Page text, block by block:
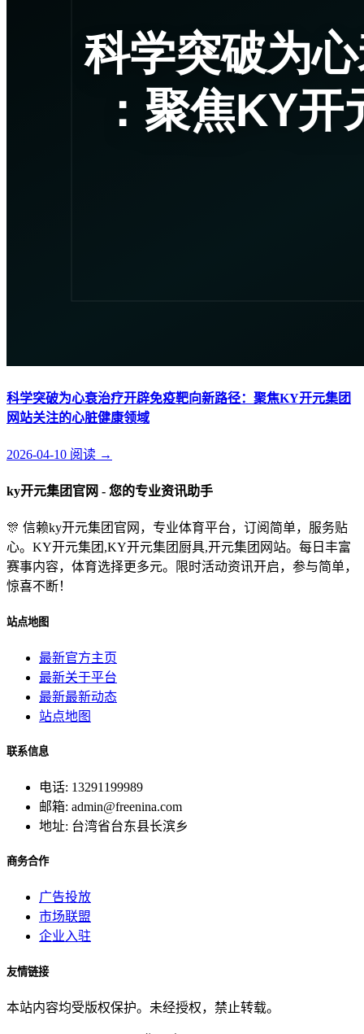
科学突破为心衰治疗开辟免疫靶向新路径：聚焦KY开元集团
网站关注的心脏健康领域
2026-04-10 阅读 →
ky开元集团官网 - 您的专业资讯助手
🎊 信赖ky开元集团官网，专业体育平台，订阅简单，服务贴
心。KY开元集团,KY开元集团厨具,开元集团网站。每日丰富
赛事内容，体育选择更多元。限时活动资讯开启，参与简单，
惊喜不断！
站点地图
最新官方主页
最新关于平台
最新最新动态
站点地图
联系信息
电话: 13291199989
邮箱: admin@freenina.com
地址: 台湾省台东县长滨乡
商务合作
广告投放
市场联盟
企业入驻
友情链接
本站内容均受版权保护。未经授权，禁止转载。